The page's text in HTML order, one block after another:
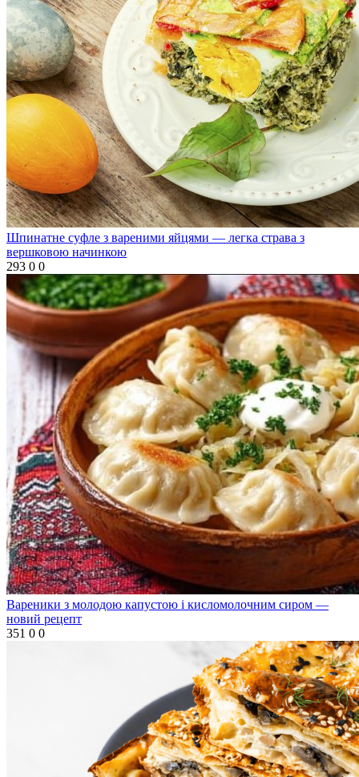
Шпинатне суфле з вареними яйцями — легка страва з
вершковою начинкою
293 0 0
Вареники з молодою капустою і кисломолочним сиром —
новий рецепт
351 0 0